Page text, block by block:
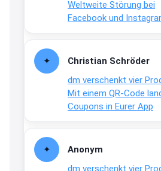
Weltweite Störung bei
Facebook und
Christian Schröder
dm verschenkt vier
Mit einem QR-Code
Coupons in Eurer App
Anonym
dm verschenkt vier
↩
2:19
↩
Joachim
www.linda.de/